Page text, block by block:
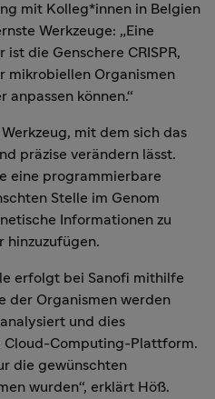
mit Kolleg*innen in Belgien
Werkzeuge: „Eine
die Genschere CRISPR,
mikrobiellen Organismen
anpassen können.“
mit dem sich das
präzise verändern lässt.
eine programmierbare
Stelle im Genom
Informationen zu
hinzuzufügen.
erfolgt bei Sanofi mithilfe
der Organismen werden
und dies
Computing-Plattform.
die gewünschten
wurden“, erklärt Höß.